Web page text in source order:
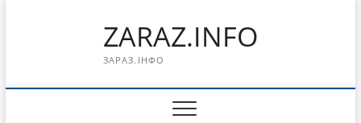
ZARAZ.INFO
ЗАРАЗ.ІНФО